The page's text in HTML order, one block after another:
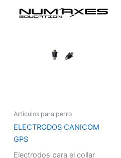
Artículos para perro
ELECTRODOS CANICOM
GPS
Electrodos para el collar